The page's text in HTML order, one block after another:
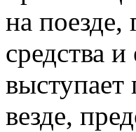
на поезде,
средства
выступает
везде,